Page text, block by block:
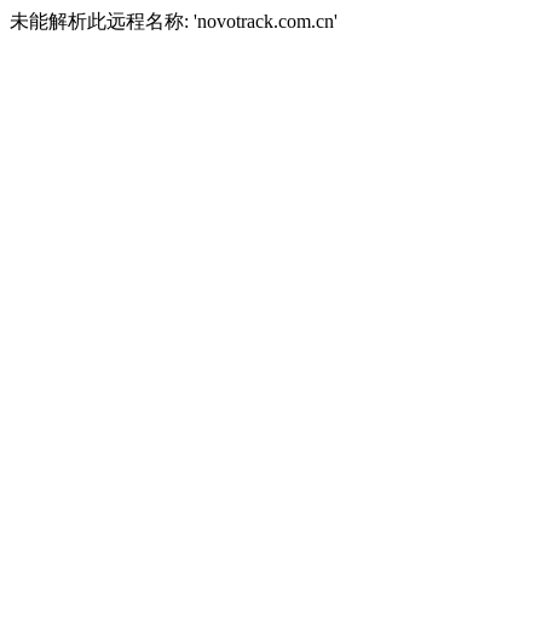
未能解析此远程名称: 'novotrack.com.cn'